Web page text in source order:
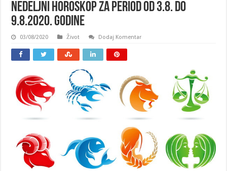
Nedeljni horoskop za period od 3.8. do
9.8.2020. godine
03/08/2020 Život Dodaj Komentar